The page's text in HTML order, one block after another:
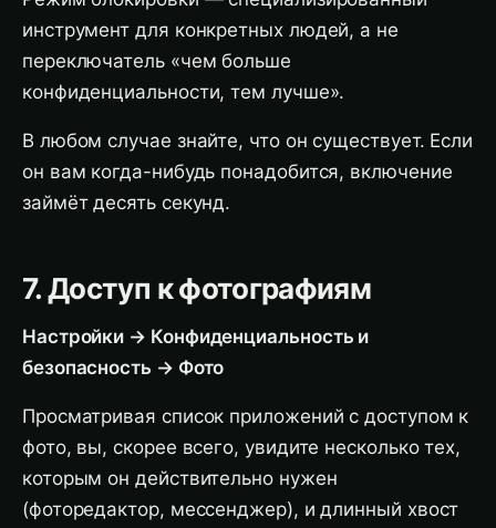
инструмент для конкретных людей, а не
переключатель «чем больше
конфиденциальности, тем лучше».
В любом случае знайте, что он существует. Если
он вам когда-нибудь понадобится, включение
займёт десять секунд.
7. Доступ к фотографиям
Настройки → Конфиденциальность и
безопасность → Фото
Просматривая список приложений с доступом к
фото, вы, скорее всего, увидите несколько тех,
которым он действительно нужен
(фоторедактор, мессенджер), и длинный хвост